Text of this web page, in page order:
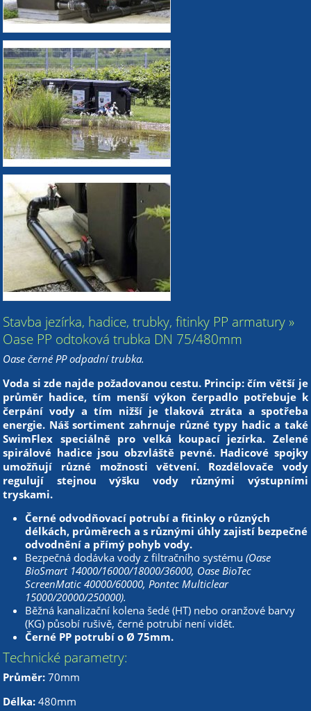
Stavba jezírka, hadice, trubky, fitinky PP armatury »
Oase PP odtoková trubka DN 75/480mm
Oase černé PP odpadní trubka.
Voda si zde najde požadovanou cestu. Princip: čím větší je
průměr hadice, tím menší výkon čerpadlo potřebuje k
čerpání vody a tím nižší je tlaková ztráta a spotřeba
energie. Náš sortiment zahrnuje různé typy hadic a také
SwimFlex speciálně pro velká koupací jezírka. Zelené
spirálové hadice jsou obzvláště pevné. Hadicové spojky
umožňují různé možnosti větvení. Rozdělovače vody
regulují stejnou výšku vody různými výstupními
tryskami.
Černé odvodňovací potrubí a fitinky o různých
délkách, průměrech a s různými úhly zajistí bezpečné
odvodnění a přímý pohyb vody.
Bezpečná dodávka vody z filtračního systému (Oase
BioSmart 14000/16000/18000/36000, Oase BioTec
ScreenMatic 40000/60000, Pontec Multiclear
15000/20000/250000).
Běžná kanalizační kolena šedé (HT) nebo oranžové barvy
(KG) působí rušivě, černé potrubí není vidět.
Černé PP potrubí oØ 75mm.
Technické parametry:
Průměr:70mm
Délka:480mm